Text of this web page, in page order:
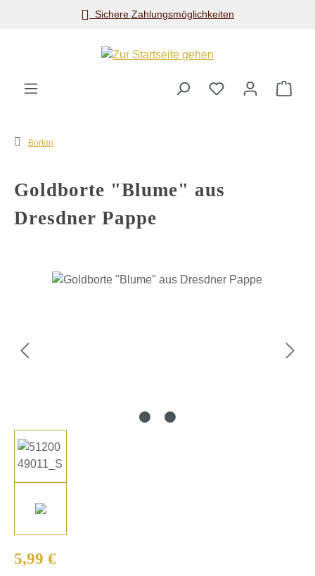
Zum Hauptinhalt springenSichere Zahlungsmöglichkeiten
Borten
Goldborte "Blume" aus
Dresdner Pappe
Bildergalerie überspringen
Regulärer Preis:
5,99 €